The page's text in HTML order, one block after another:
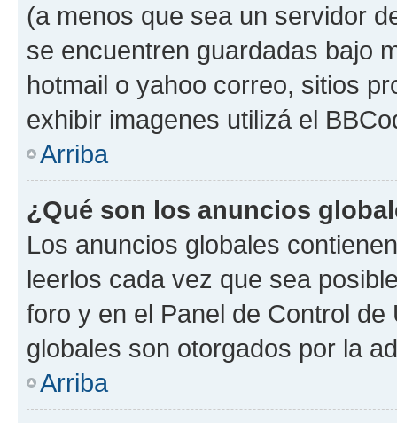
(a menos que sea un servidor
se encuentren guardadas bajo
hotmail o yahoo correo, sitios
exhibir imagenes utilizá el
Arriba
¿Qué son los anuncios
Los anuncios globales
leerlos cada vez que sea
foro y en el Panel de Control
globales son otorgados por la
Arriba